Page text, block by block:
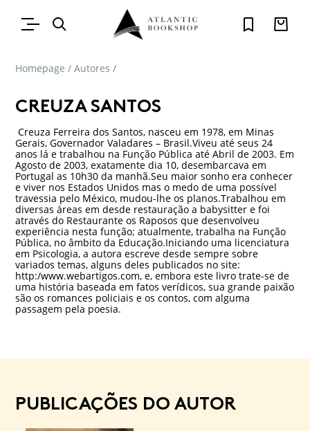
Homepage / Autores /
CREUZA SANTOS
Creuza Ferreira dos Santos, nasceu em 1978, em Minas
Gerais, Governador Valadares – Brasil.Viveu até seus 24
anos lá e trabalhou na Função Pública até Abril de 2003. Em
Agosto de 2003, exatamente dia 10, desembarcava em
Portugal as 10h30 da manhã.Seu maior sonho era conhecer
e viver nos Estados Unidos mas o medo de uma possível
travessia pelo México, mudou-lhe os planos.Trabalhou em
diversas áreas em desde restauração a babysitter e foi
através do Restaurante os Raposos que desenvolveu
experiência nesta função; atualmente, trabalha na Função
Pública, no âmbito da Educação.Iniciando uma licenciatura
em Psicologia, a autora escreve desde sempre sobre
variados temas, alguns deles publicados no site:
http:/www.webartigos.com, e, embora este livro trate-se de
uma história baseada em fatos verídicos, sua grande paixão
são os romances policiais e os contos, com alguma
passagem pela poesia.
PUBLICAÇÕES DO AUTOR